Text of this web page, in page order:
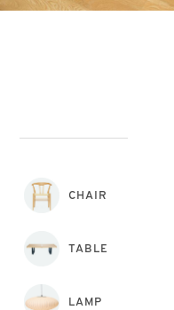
CHAIR
TABLE
LAMP